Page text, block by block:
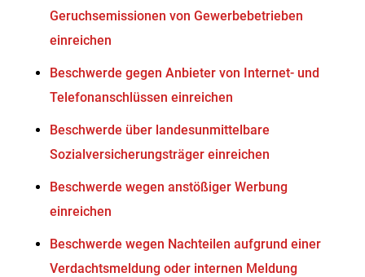
Geruchsemissionen von Gewerbebetrieben
einreichen
Beschwerde gegen Anbieter von Internet- und
Telefonanschlüssen einreichen
Beschwerde über landesunmittelbare
Sozialversicherungsträger einreichen
Beschwerde wegen anstößiger Werbung
einreichen
Beschwerde wegen Nachteilen aufgrund einer
Verdachtsmeldung oder internen Meldung